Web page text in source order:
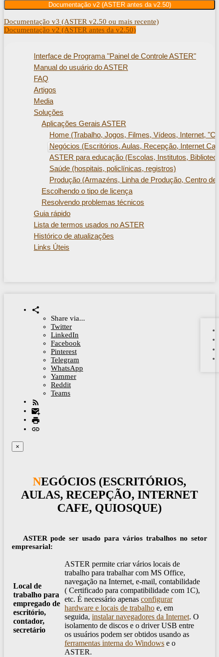
Documentação v2 (ASTER antes da v2.50)
Documentação v3 (ASTER v2.50 ou mais recente)
Documentação v2 (ASTER antes da v2.50)
Interface de Programa "Painel de Controle ASTER"
Manual do usuário do ASTER
FAQ
Artigos
Media
Soluções
Aplicações Gerais ASTER
Home (Trabalho, Jogos, Filmes, Vídeos, Internet,
Negócios (Escritórios, Aulas, Recepção, Internet
ASTER para educação (Escolas, Institutos,
Saúde (hospitais, policlínicas, registros)
Produção (Armazéns, Linha de Produção, Centro
Escolhendo o tipo de licença
Resolvendo problemas técnicos
Guia rápido
Lista de termos usados ​​no ASTER
Histórico de atualizações
Links Úteis
Share via...
Twitter
LinkedIn
Facebook
Pinterest
Telegram
WhatsApp
Yammer
Reddit
Teams
×
NEGÓCIOS (ESCRITÓRIOS,
AULAS, RECEPÇÃO, INTERNET
CAFE, QUIOSQUE)
ASTER pode ser usado para vários trabalhos no setor
empresarial:
Local de
trabalho para
empregado de
escritório,
contador,
secretário
ASTER permite criar vários locais de
trabalho para trabalhar com MS Office,
navegação na Internet, e-mail, contabilidade
( Certificado para compatibilidade com 1C),
etc. É necessário apenas configurar
hardware e locais de trabalho e, em
seguida, instalar navegadores da Internet. O
isolamento de discos e o driver USB entre
os usuários podem ser obtidos usando as
ferramentas interna do Windows e o
ASTER.